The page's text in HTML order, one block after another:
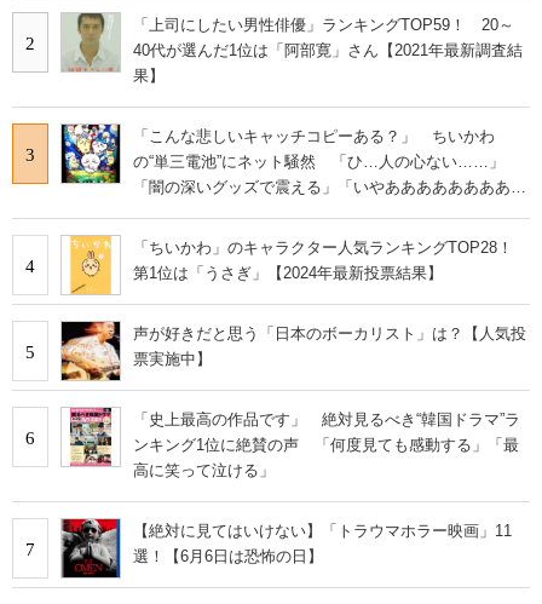
2
「上司にしたい男性俳優」ランキングTOP59！ 20～
40代が選んだ1位は「阿部寛」さん【2021年最新調査結
果】
3
「こんな悲しいキャッチコピーある？」 ちいかわ
の“単三電池”にネット騒然 「ひ…人の心ない……」
「闇の深いグッズで震える」「いやあああああああああ
4
「ちいかわ」のキャラクター人気ランキングTOP28！
第1位は「うさぎ」【2024年最新投票結果】
5
声が好きだと思う「日本のボーカリスト」は？【人気投
票実施中】
6
「史上最高の作品です」 絶対見るべき“韓国ドラマ”ラ
ンキング1位に絶賛の声 「何度見ても感動する」「最
高に笑って泣ける」
7
【絶対に見てはいけない】「トラウマホラー映画」11
選！【6月6日は恐怖の日】